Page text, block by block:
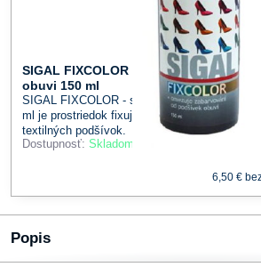
SIGAL FIXCOLOR - sprej proti
obuvi 150 ml
SIGAL FIXCOLOR - sprej proti zafarbovaniu
ml je prostriedok fixujúci farebný pigment u
textilných podšívok.
Dostupnosť: Skladom
6,50 €
Popis